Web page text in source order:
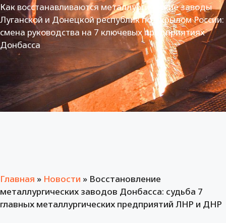
Как восстанавливаются металлургические заводы
Луганской и Донецкой республик под крылом России:
смена руководства на 7 ключевых предприятиях
Донбасса
Главная » Новости » Восстановление
металлургических заводов Донбасса: судьба 7
главных металлургических предприятий ЛНР и ДНР